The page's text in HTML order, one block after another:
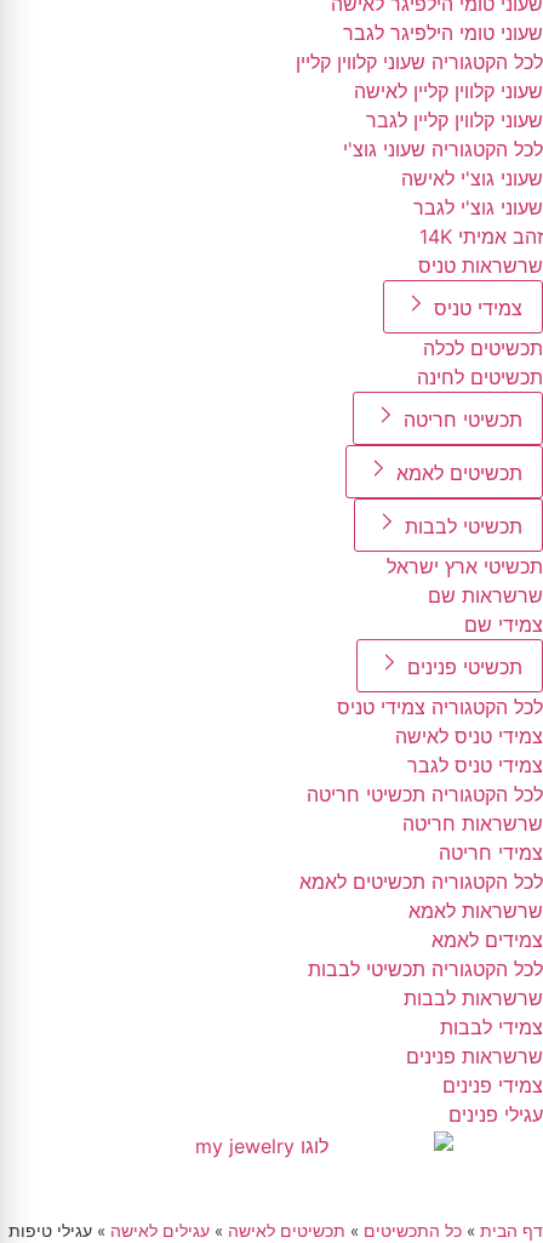
שעוני טומי הילפיגר לגבר
לכל הקטגוריה שעוני קלווין קליין
שעוני קלווין קליין לאישה
שעוני קלווין קליין לגבר
לכל הקטגוריה שעוני גוצ'י
שעוני גוצ'י לאישה
שעוני גוצ'י לגבר
זהב אמיתי 14K
שרשראות טניס
צמידי טניס
תכשיטים לכלה
תכשיטים לחינה
תכשיטי חריטה
תכשיטים לאמא
תכשיטי לבבות
תכשיטי ארץ ישראל
שרשראות שם
צמידי שם
תכשיטי פנינים
לכל הקטגוריה צמידי טניס
צמידי טניס לאישה
צמידי טניס לגבר
לכל הקטגוריה תכשיטי חריטה
שרשראות חריטה
צמידי חריטה
לכל הקטגוריה תכשיטים לאמא
שרשראות לאמא
צמידים לאמא
לכל הקטגוריה תכשיטי לבבות
שרשראות לבבות
צמידי לבבות
שרשראות פנינים
צמידי פנינים
עגילי פנינים
דף הבית » כל התכשיטים » תכשיטים לאישה » עגילים לאישה » עגילי טיפות